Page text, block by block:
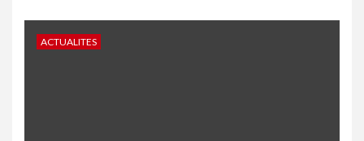
ACTUALITES